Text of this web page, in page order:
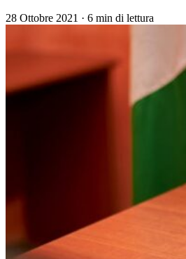
28 Ottobre 2021 · 6 min di lettura